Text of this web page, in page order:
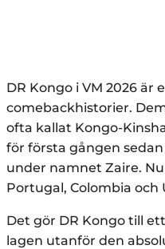
DR Kongo i VM 2026 är
comebackhistorier.
ofta kallat Kongo-
för första gången sedan
under namnet Zaire.
Portugal, Colombia och
Det gör DR Kongo till
lagen utanför den